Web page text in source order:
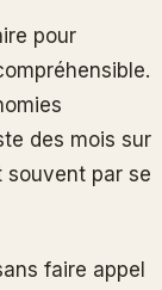
pour
des mois sur
souvent par se
faire appel